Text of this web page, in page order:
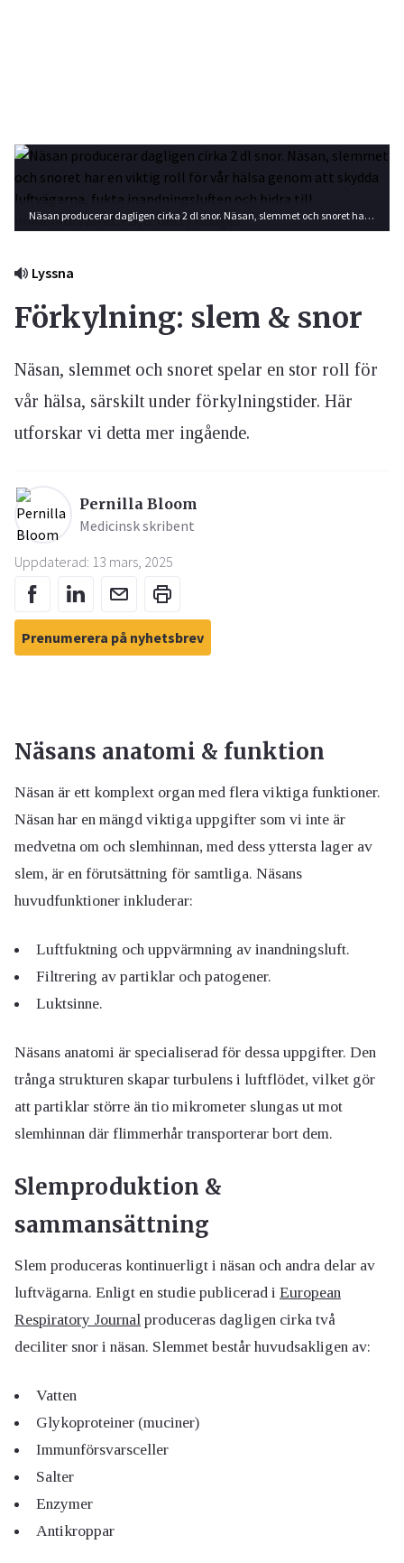
Näsan producerar dagligen cirka 2 dl snor. Näsan, slemmet och snoret har en viktig roll för vår hälsa genom att skydda luftvägarna, fukta inandningsluften och bidra till immunförsvaret. Foto: Getty Images
Lyssna
Förkylning: slem & snor
Näsan, slemmet och snoret spelar en stor roll för
vår hälsa, särskilt under förkylningstider. Här
utforskar vi detta mer ingående.
Pernilla Bloom
Medicinsk skribent
Uppdaterad: 13 mars, 2025
Prenumerera på nyhetsbrev
Näsans anatomi & funktion
Näsan är ett komplext organ med flera viktiga funktioner.
Näsan har en mängd viktiga uppgifter som vi inte är
medvetna om och slemhinnan, med dess yttersta lager av
slem, är en förutsättning för samtliga. Näsans
huvudfunktioner inkluderar:
Luftfuktning och uppvärmning av inandningsluft.
Filtrering av partiklar och patogener.
Luktsinne.
Näsans anatomi är specialiserad för dessa uppgifter. Den
trånga strukturen skapar turbulens i luftflödet, vilket gör
att partiklar större än tio mikrometer slungas ut mot
slemhinnan där flimmerhår transporterar bort dem.
Slemproduktion &
sammansättning
Slem produceras kontinuerligt i näsan och andra delar av
luftvägarna. Enligt en studie publicerad i European
Respiratory Journal produceras dagligen cirka två
deciliter snor i näsan. Slemmet består huvudsakligen av:
Vatten
Glykoproteiner (muciner)
Immunförsvarsceller
Salter
Enzymer
Antikroppar